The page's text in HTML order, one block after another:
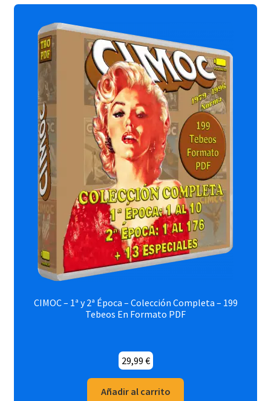
CIMOC – 1ª y 2ª Época – Colección Completa – 199
Tebeos En Formato PDF
29,99 €
Añadir al carrito